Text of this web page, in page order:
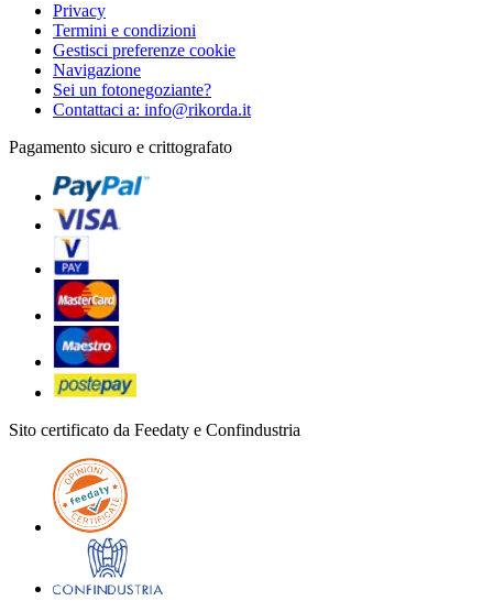
Privacy
Termini e condizioni
Gestisci preferenze cookie
Navigazione
Sei un fotonegoziante?
Contattaci a: info@rikorda.it
Pagamento sicuro e crittografato
Sito certificato da Feedaty e Confindustria